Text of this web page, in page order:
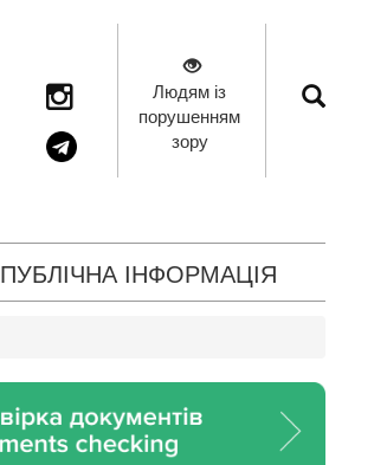
Людям із
порушенням
зору
ПУБЛІЧНА ІНФОРМАЦІЯ